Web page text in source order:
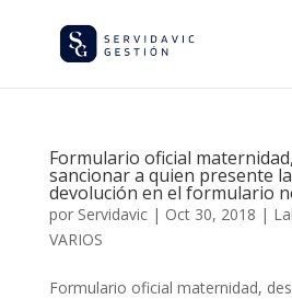
Formulario oficial
sancionar a quien presente
devolución en el formulario
por Servidavic| Oct 30, 2018 |
VARIOS
Formulario oficial maternidad,